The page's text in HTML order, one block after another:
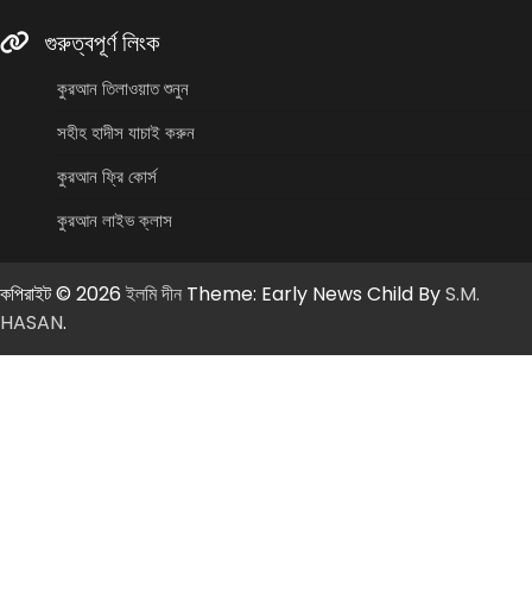
গুরুত্বপূর্ণ লিংক
কুরআন তিলাওয়াত শুনুন
সহীহ হাদীস যাচাই করুন
কুরআন ফ্রি কোর্স
কুরআন লাইভ ক্লাস
কপিরাইট © 2026ইলমি দীন Theme: Early News Child ByS.M.
HASAN.